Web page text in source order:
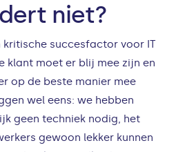
niet?
succesfactor voor IT
klant moet er blij mee zijn en
op de beste manier mee
wel eens: we hebben
geen techniek nodig, het
gewoon lekker kunnen